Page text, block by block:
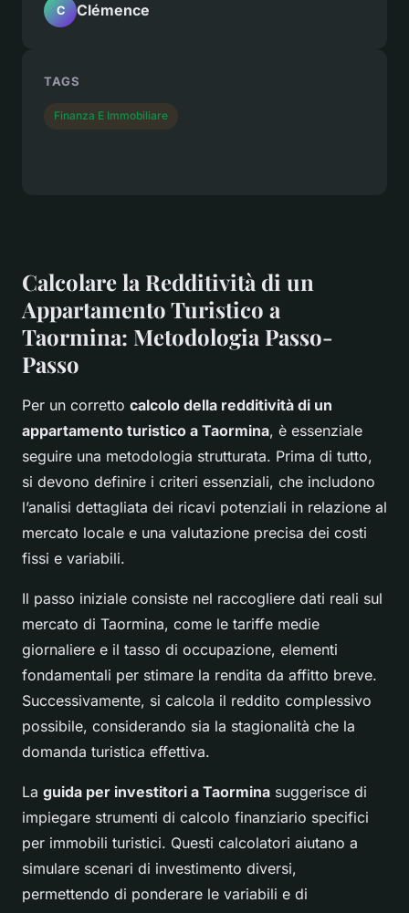
Calcolare la Redditività di un
Appartamento Turistico a
Taormina: Metodologia Passo-
Passo
Per un corretto calcolo della redditività di un
appartamento turistico a Taormina, è essenziale
seguire una metodologia strutturata. Prima di tutto,
si devono definire i criteri essenziali, che includono
l’analisi dettagliata dei ricavi potenziali in relazione al
mercato locale e una valutazione precisa dei costi
fissi e variabili.
Il passo iniziale consiste nel raccogliere dati reali sul
mercato di Taormina, come le tariffe medie
giornaliere e il tasso di occupazione, elementi
fondamentali per stimare la rendita da affitto breve.
Successivamente, si calcola il reddito complessivo
possibile, considerando sia la stagionalità che la
domanda turistica effettiva.
La guida per investitori a Taormina suggerisce di
impiegare strumenti di calcolo finanziario specifici
per immobili turistici. Questi calcolatori aiutano a
simulare scenari di investimento diversi,
permettendo di ponderare le variabili e di
C Clémence
TAGS
Finanza E Immobiliare